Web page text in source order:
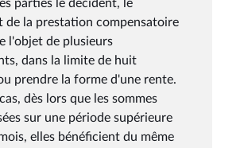
parties le décident, le
de la prestation compensatoire
l'objet de plusieurs
dans la limite de huit
prendre la forme d'une rente.
dès lors que les sommes
sur une période supérieure
elles bénéficient du même